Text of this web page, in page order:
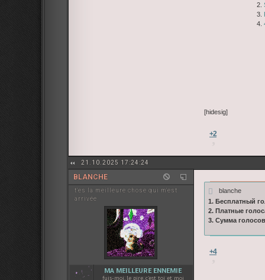
2.
3.
4.
[hidesig]
+2
21.10.2025 17:24:24
BLANCHE
t'es la meilleure chose qui m'est
arrivée
MA MEILLEURE ENNEMIE
fuis-moi, le pire, c'est toi et moi
blanche
1. Бесплатный
2. Платные
3. Сумма
+4